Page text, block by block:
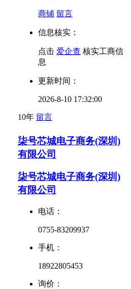
商铺 留言
信息核实：
点击 爱企查 核实工商信
息
更新时间：
2026-8-10 17:32:00
10年 留言
柒号芯城电子商务(深圳)
有限公司
柒号芯城电子商务(深圳)
有限公司
电话：
0755-83209937
手机：
18922805453
询价：